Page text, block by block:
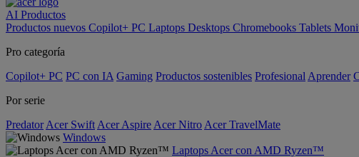
AI Productos
Productos nuevos Copilot+ PC Laptops Desktops Chromebooks Tablets
Pro categoría
Copilot+ PC PC con IA Gaming Productos sostenibles Profesional Aprender
Por serie
Predator Acer Swift Acer Aspire Acer Nitro Acer TravelMate
Windows
Laptops Acer con AMD Ryzen™